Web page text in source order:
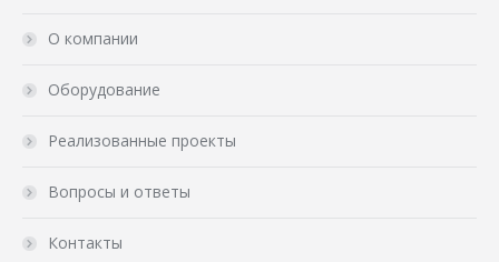
О компании
Оборудование
Реализованные проекты
Вопросы и ответы
Контакты